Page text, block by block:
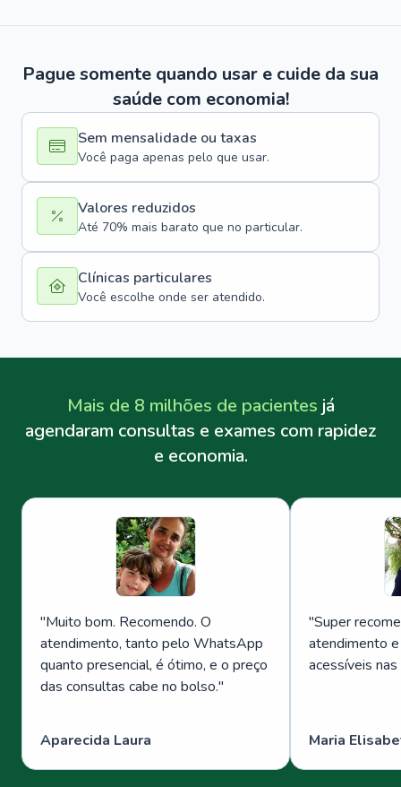
Pague somente quando usar e cuide da sua
saúde com economia!
Sem mensalidade ou taxas
Você paga apenas pelo que usar.
Valores reduzidos
Até 70% mais barato que no particular.
Clínicas particulares
Você escolhe onde ser atendido.
Mais de 8 milhões de pacientes já
agendaram consultas e exames com rapidez
e economia.
"Muito bom. Recomendo. O
atendimento, tanto pelo WhatsApp
quanto presencial, é ótimo, e o preço
das consultas cabe no bolso."
Aparecida Laura
"Super
atendimento
acessíveis
Maria